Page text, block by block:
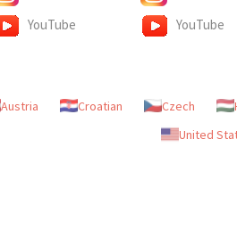
YouTube
YouTube
Austria Croatian Czech
United